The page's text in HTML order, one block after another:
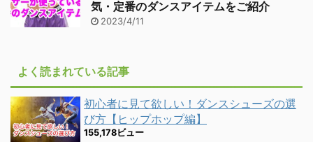
気・定番のダンスアイテムをご紹介
2023/4/11
よく読まれている記事
初心者に見て欲しい！ダンスシューズの選
び方【ヒップホップ編】
155,178ビュー